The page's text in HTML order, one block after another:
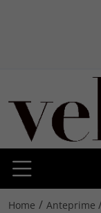
Home / Anteprime